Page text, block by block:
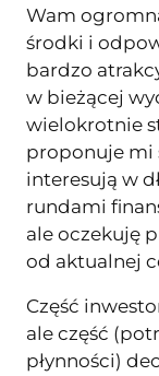
Wam
środki i
bardzo
w bieżącej
wielokrotnie
proponuje mi
interesują w
rundami
ale oczekuję
od aktualnej
Część
ale część
płynności)